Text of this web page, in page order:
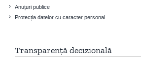
Anuțuri publice
Protecția datelor cu caracter personal
Transparență decizională